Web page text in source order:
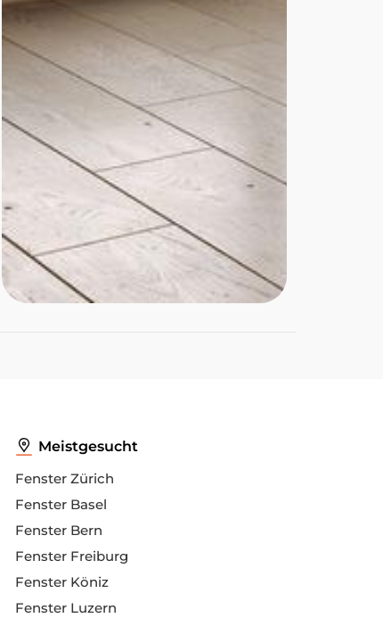
Meistgesucht
Fenster Zürich
Fenster Basel
Fenster Bern
Fenster Freiburg
Fenster Köniz
Fenster Luzern